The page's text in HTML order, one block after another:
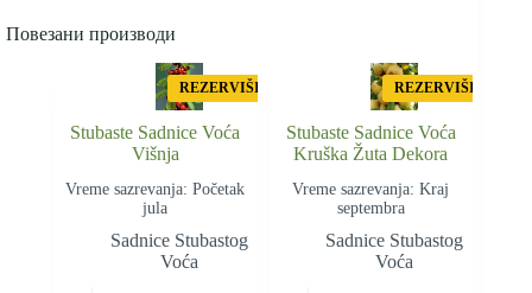
Повезани производи
REZERVIŠI
Stubaste Sadnice Voća
Višnja
Vreme sazrevanja: Početak
jula
Sadnice Stubastog
Voća
REZERVIŠI
Stubaste Sadnice Voća
Kruška Žuta Dekora
Vreme sazrevanja: Kraj
septembra
Sadnice Stubastog
Voća